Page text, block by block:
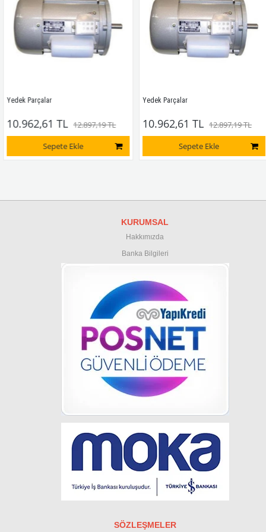
Parçalar
TL 12.897,19 TL
Sepete Ekle
Yedek Parçalar
10.962,61 TL 12.897,19 TL
Sepete Ekle
KURUMSAL
Hakkımızda
Banka Bilgileri
SÖZLEŞMELER